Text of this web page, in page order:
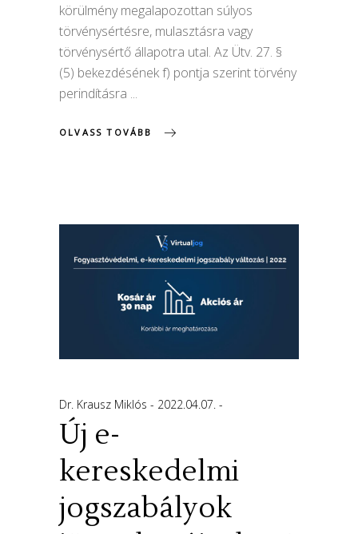
körülmény megalapozottan súlyos
törvénysértésre, mulasztásra vagy
törvénysértő állapotra utal. Az Ütv. 27. §
(5) bekezdésének f) pontja szerint törvény
perindításra
OLVASS TOVÁBB
Dr. Krausz Miklós 2022.04.07.
Új e-
kereskedelmi
jogszabályok